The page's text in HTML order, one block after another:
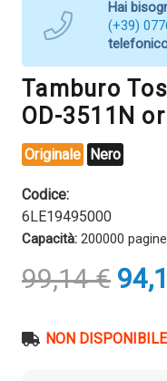
Hai
(+39)
Tamburo
OD-3511N
Originale Nero
Codice:
6LE19495000
Capacità: 200000 pagine
99,14€ Il
era:
NON DISPONIBILE